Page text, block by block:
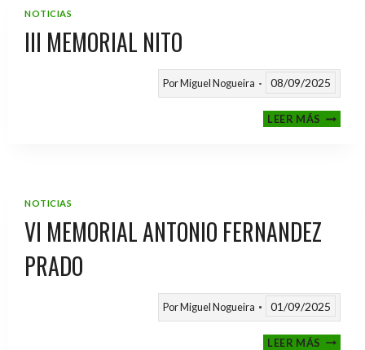
NOTICIAS
III MEMORIAL NITO
PorMiguel Nogueira 08/09/2025
LEER MÁSIII
NOTICIAS
VI MEMORIAL ANTONIO FERNANDEZ
PRADO
PorMiguel Nogueira 01/09/2025
LEER MÁSVI